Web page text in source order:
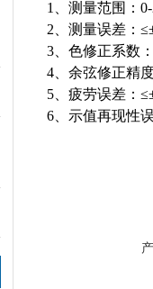
1
、测量范围：
2 、测量误差：
3 、色修正系数
4 、余弦修正精
5 、疲劳误差：
6 、示值再现性